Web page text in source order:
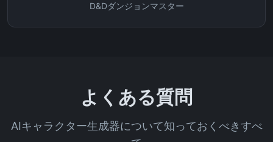
D&Dダンジョンマスター
よくある質問
AIキャラクター生成器について知っておくべきすべ